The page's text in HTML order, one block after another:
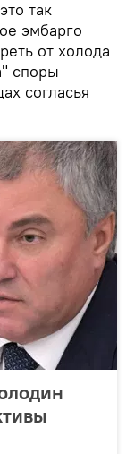
так
эмбарго
от холода
споры
согласья